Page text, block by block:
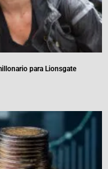
para Lionsgate